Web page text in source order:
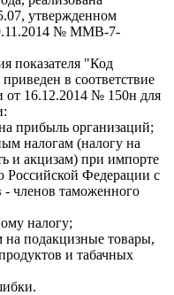
утвержденном
№ ММВ-7-
показателя "Код
в соответствие
16.12.2014 № 150н для
прибыль организаций;
налогам (налогу на
и акцизам) при импорте
Российской Федерации с
- членов таможенного
налогу;
на подакцизные товары,
и табачных